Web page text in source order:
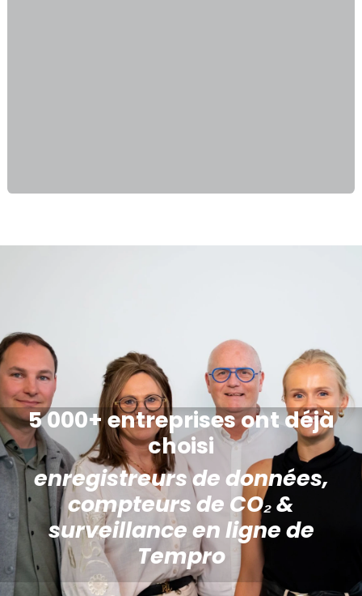
5 000+ entreprises ont déjà
choisi
enregistreurs de données,
compteurs de CO₂ &
surveillance en ligne de
Tempro